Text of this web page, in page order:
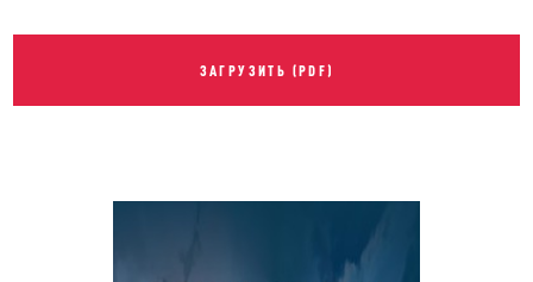
ЗАГРУЗИТЬ (PDF)